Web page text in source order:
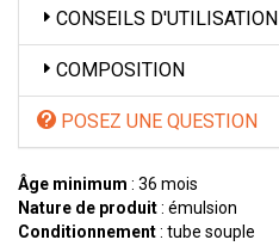
CONSEILS D'UTILISATION
COMPOSITION
POSEZ UNE QUESTION
Âge minimum : 36 mois
Nature de produit: émulsion
Conditionnement: tube souple